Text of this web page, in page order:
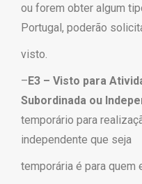
ou forem obter algum
Portugal, poderão
visto.
–E3 – Visto para
Subordinada ou
temporário para
independente que seja
temporária é para quem